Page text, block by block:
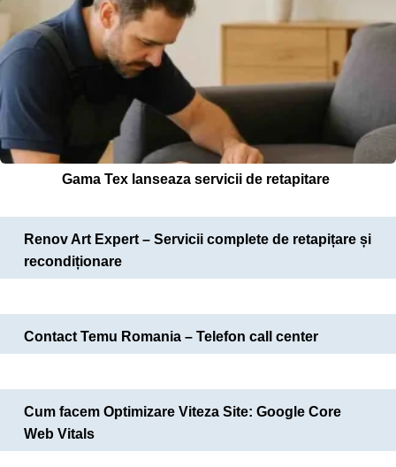
Gama Tex lanseaza servicii de retapitare
Renov Art Expert – Servicii complete de retapițare și
recondiționare
Contact Temu Romania – Telefon call center
Cum facem Optimizare Viteza Site: Google Core
Web Vitals